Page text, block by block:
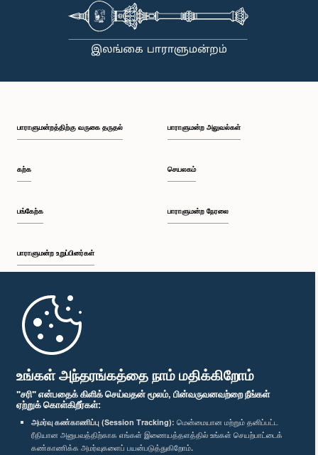
உங்கள் அந்தரங்கத்தை நாம் மதிக்கிறோம்
"சரி" என்பதைக் கிளிக் செய்வதன் மூலம், பின்வருவனவற்றை நீங்கள்
ஏற்றுக் கொள்கிறீர்கள்:
அமர்வு கண்காணிப்பு (Session Tracking): மென்மையான மற்றும் தனிப்பட்ட
ரீதியான அனுபவத்திற்காக எங்கள் இணையத்தளத்தில் உங்கள் செயற்பாட்டைக்
கண்காணிக்க அமர்வுகளைப் பயன்படுத்துகிறோம்.
பாராளுமன்றத்திற்கு வருகை தருதல்
கற்க
பங்கேற்க
பாராளுமன்ற உறுப்பினர்கள்
முதற்பக்கம்
பாராளுமன்ற அலுவல்கள்
செயலகம்
பாராளுமன்ற நேரலை
பாராளுமன்ற கையடக்க செயலி
எம்மை பின்தொடர்க :